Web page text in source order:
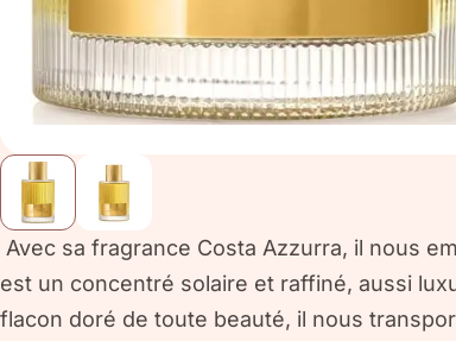
Avec sa fragrance Costa Azzurra, il nous
est un concentré solaire et raffiné, aussi
flacon doré de toute beauté, il nous